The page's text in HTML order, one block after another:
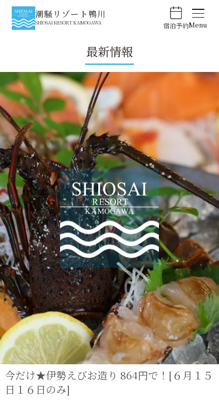
潮騒リゾート鴨川
SHIOSAI RESORT KAMOGAWA 宿泊予約Menu
最新情報
今だけ★伊勢えびお造り 864円で！[６月１５
日１６日のみ]